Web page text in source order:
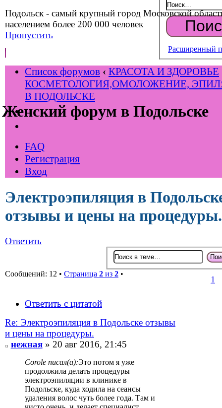
Подольск - самый крупный город Московской
населением более 200 000 человек
Пропустить
Женский форум в Подольске
Расширенный
Список форумов ‹ КРАСОТА И ЗДОРОВЬЕ
КОСМЕТОЛОГИЯ,ОМОЛОЖЕНИЕ,
В ПОДОЛЬСКЕ
FAQ
Регистрация
Вход
Электроэпиляция в
отзывы и цены на процедуры.
Ответить
Сообщений: 12 • Страница 2 из 2 •
1
Ответить с цитатой
Re: Электроэпиляция в Подольске отзывы
и цены на процедуры.
нежная» 20 авг 2016, 21:45
Сorole писал(а):Это потом я уже
продолжила делать процедуры
электроэпиляции в клинике в
Подольске, куда ходила на сеансы
удаления волос чуть более года. Там и